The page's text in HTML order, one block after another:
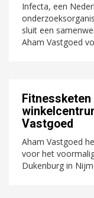
Infecta, een
sluit een
Aham Vastgoed
Vastgoed
Aham Vastgoed
voor het
Dukenburg in